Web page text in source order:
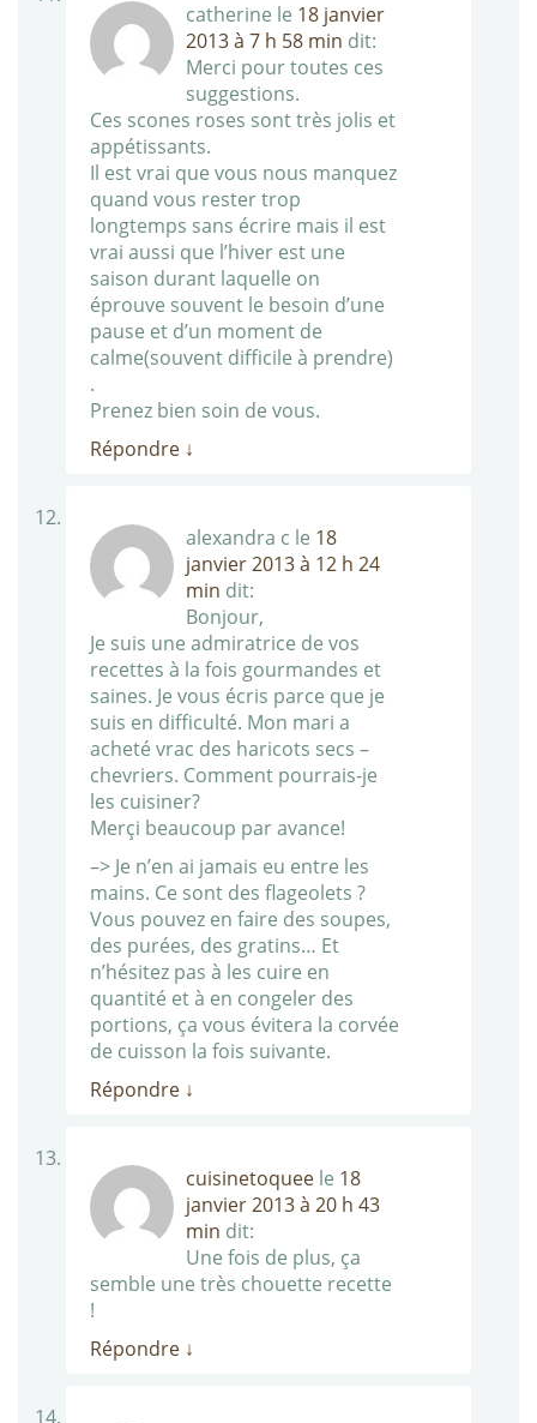
catherine le 18 janvier
2013 à 7 h 58 min dit:
Merci pour toutes ces
suggestions.
Ces scones roses sont très jolis et
appétissants.
Il est vrai que vous nous manquez
quand vous rester trop
longtemps sans écrire mais il est
vrai aussi que l’hiver est une
saison durant laquelle on
éprouve souvent le besoin d’une
pause et d’un moment de
calme(souvent difficile à prendre)
.
Prenez bien soin de vous.
Répondre ↓
alexandra c le 18
janvier 2013 à 12 h 24
min dit:
Bonjour,
Je suis une admiratrice de vos
recettes à la fois gourmandes et
saines. Je vous écris parce que je
suis en difficulté. Mon mari a
acheté vrac des haricots secs –
chevriers. Comment pourrais-je
les cuisiner?
Merçi beaucoup par avance!
–> Je n’en ai jamais eu entre les
mains. Ce sont des flageolets ?
Vous pouvez en faire des soupes,
des purées, des gratins… Et
n’hésitez pas à les cuire en
quantité et à en congeler des
portions, ça vous évitera la corvée
de cuisson la fois suivante.
Répondre ↓
cuisinetoquee le 18
janvier 2013 à 20 h 43
min dit:
Une fois de plus, ça
semble une très chouette recette
!
Répondre ↓